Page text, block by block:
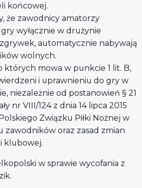
końcowej.
że zawodnicy amatorzy
wyłącznie w drużynie
automatycznie nabywają
wolnych.
których mowa w punkcie 1 lit. B,
i uprawnieniu do gry w
niezależnie od postanowień § 21
nr VIII/124 z dnia 14 lipca 2015
Związku Piłki Nożnej w
zawodników oraz zasad zmian
klubowej.
w sprawie wycofania z